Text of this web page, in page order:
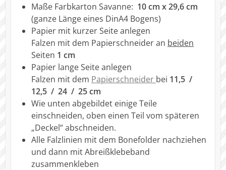
Maße Farbkarton Savanne: 10 cm x 29,6 cm
(ganze Länge eines DinA4 Bogens)
Papier mit kurzer Seite anlegen
Falzen mit dem Papierschneider an beiden
Seiten 1 cm
Papier lange Seite anlegen
Falzen mit dem Papierschneider bei 11,5 /
12,5 / 24 / 25 cm
Wie unten abgebildet einige Teile
einschneiden, oben einen Teil vom späteren
„Deckel“ abschneiden.
Alle Falzlinien mit dem Bonefolder nachziehen
und dann mit Abreißklebeband
zusammenkleben